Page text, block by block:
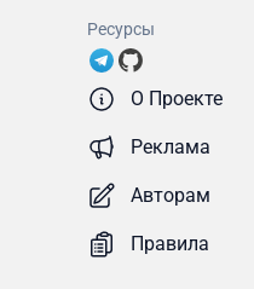
Ресурсы
О Проекте
Реклама
Авторам
Правила